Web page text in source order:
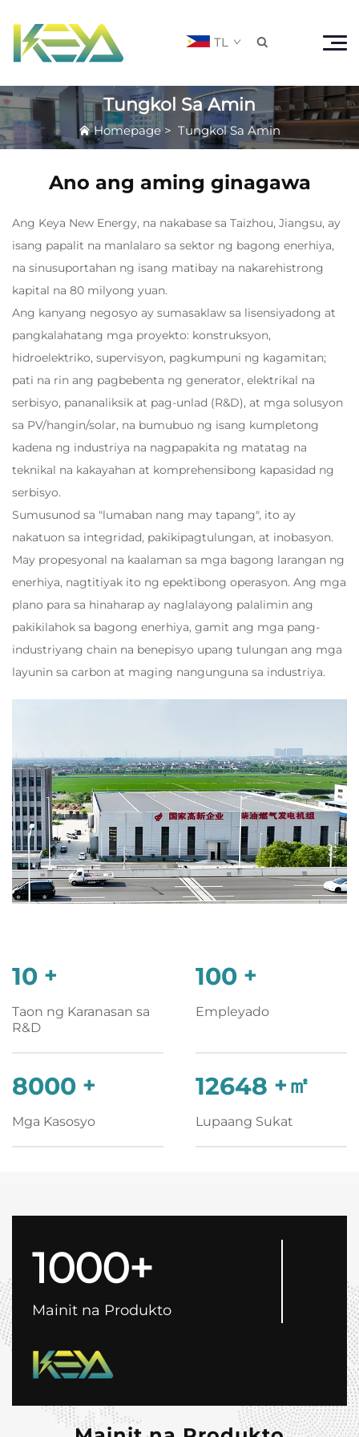
TL 
Tungkol Sa Amin
Homepage> Tungkol Sa Amin
Ano ang aming ginagawa
Ang Keya New Energy, na nakabase sa Taizhou, Jiangsu, ay
isang papalit na manlalaro sa sektor ng bagong enerhiya,
na sinusuportahan ng isang matibay na nakarehistrong
kapital na 80 milyong yuan.
Ang kanyang negosyo ay sumasaklaw sa lisensiyadong at
pangkalahatang mga proyekto: konstruksyon,
hidroelektriko, supervisyon, pagkumpuni ng kagamitan;
pati na rin ang pagbebenta ng generator, elektrikal na
serbisyo, pananaliksik at pag-unlad (R&D), at mga solusyon
sa PV/hangin/solar, na bumubuo ng isang kumpletong
kadena ng industriya na nagpapakita ng matatag na
teknikal na kakayahan at komprehensibong kapasidad ng
serbisyo.
Sumusunod sa "lumaban nang may tapang", ito ay
nakatuon sa integridad, pakikipagtulungan, at inobasyon.
May propesyonal na kaalaman sa mga bagong larangan ng
enerhiya, nagtitiyak ito ng epektibong operasyon. Ang mga
plano para sa hinaharap ay naglalayong palalimin ang
pakikilahok sa bagong enerhiya, gamit ang mga pang-
industriyang chain na benepisyo upang tulungan ang mga
layunin sa carbon at maging nangunguna sa industriya.
10 +
Taon ng Karanasan sa
R&D
100 +
Empleyado
8000 +
Mga Kasosyo
12648 +㎡
Lupaang Sukat
1000+
Mainit na Produkto